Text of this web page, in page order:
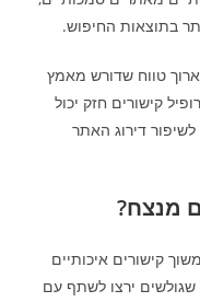
בתוצאות החיפוש.
ארוך טווח שדורש מאמץ
קישורים חזק יכול
דירוג האתר
מנצח?
קישורים איכותיים
שגולשים ירצו לשתף עם